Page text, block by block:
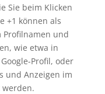
Sie beim Klicken
+1 können als
Profilnamen und
wie etwa in
Profil, oder
und Anzeigen im